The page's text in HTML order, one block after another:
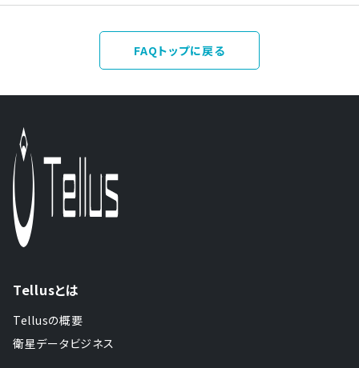
FAQトップに戻る
Tellusとは
Tellusの概要
衛星データビジネス